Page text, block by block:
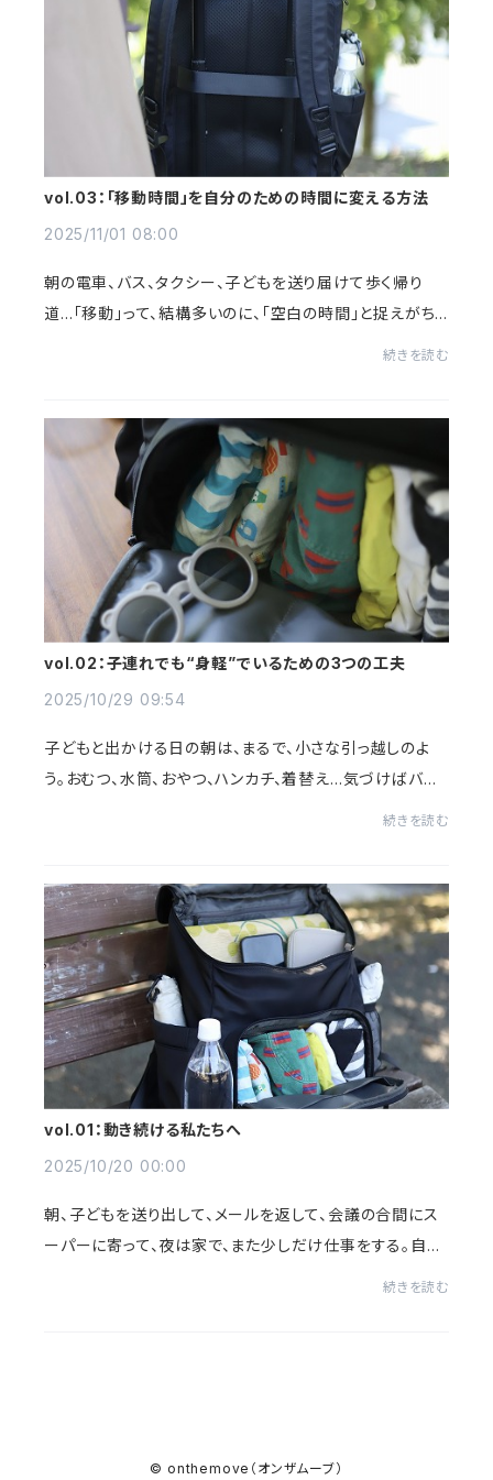
vol.03：「移動時間」を自分のための時間に変える方法
2025/11/01 08:00
朝の電車、バス、タクシー、子どもを送り届けて歩く帰り
道…「移動」って、結構多いのに、「空白の時間」と捉えがち。
続きを読む
vol.02：子連れでも“身軽”でいるための3つの工夫
2025/10/29 09:54
子どもと出かける日の朝は、まるで、小さな引っ越しのよ
う。おむつ、水筒、おやつ、ハンカチ、着替え…気づけばバッ
続きを読む
vol.01：動き続ける私たちへ
2025/10/20 00:00
朝、子どもを送り出して、メールを返して、会議の合間にス
ーパーに寄って、夜は家で、また少しだけ仕事をする。自分
続きを読む
© onthemove（オンザムーブ）